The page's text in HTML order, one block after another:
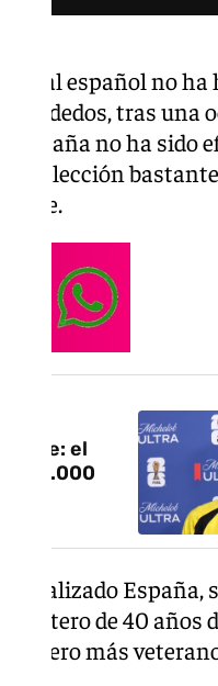
español no
los dedos, tras
España no ha sido
selección
Verde: el
50.000
realizado
portero de 40 años
portero más